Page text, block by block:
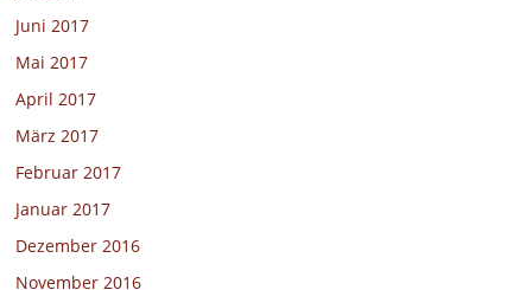
Juni 2017
Mai 2017
April 2017
März 2017
Februar 2017
Januar 2017
Dezember 2016
November 2016